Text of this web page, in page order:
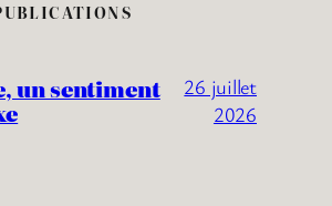
un sentiment
26 juillet
2026